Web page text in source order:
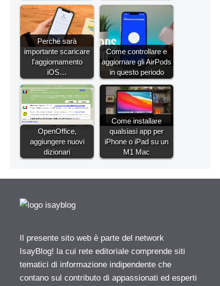
Perché sarà
importante scaricare
l'aggiornamento
iOS…
Come controllare e
aggiornare gli AirPods
in questo periodo
OpenOffice,
aggiungere nuovi
dizionari
Come installare
qualsiasi app per
iPhone o iPad su un
M1 Mac
Il presente sito web è parte del network
IsayBlog! la cui rete editoriale comprende siti
tematici di informazione indipendente che
contano sul contributo di appassionati ed esperti